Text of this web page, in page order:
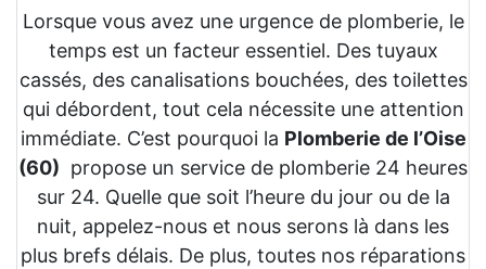
Lorsque vous avez une urgence de plomberie, le
temps est un facteur essentiel. Des tuyaux
cassés, des canalisations bouchées, des toilettes
qui débordent, tout cela nécessite une attention
immédiate. C’est pourquoi la Plomberie de l’Oise
(60) propose un service de plomberie 24 heures
sur 24. Quelle que soit l’heure du jour ou de la
nuit, appelez-nous et nous serons là dans les
plus brefs délais. De plus, toutes nos réparations